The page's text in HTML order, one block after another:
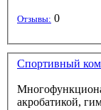
Отзывы: 0
Спортивный
акробатикой,